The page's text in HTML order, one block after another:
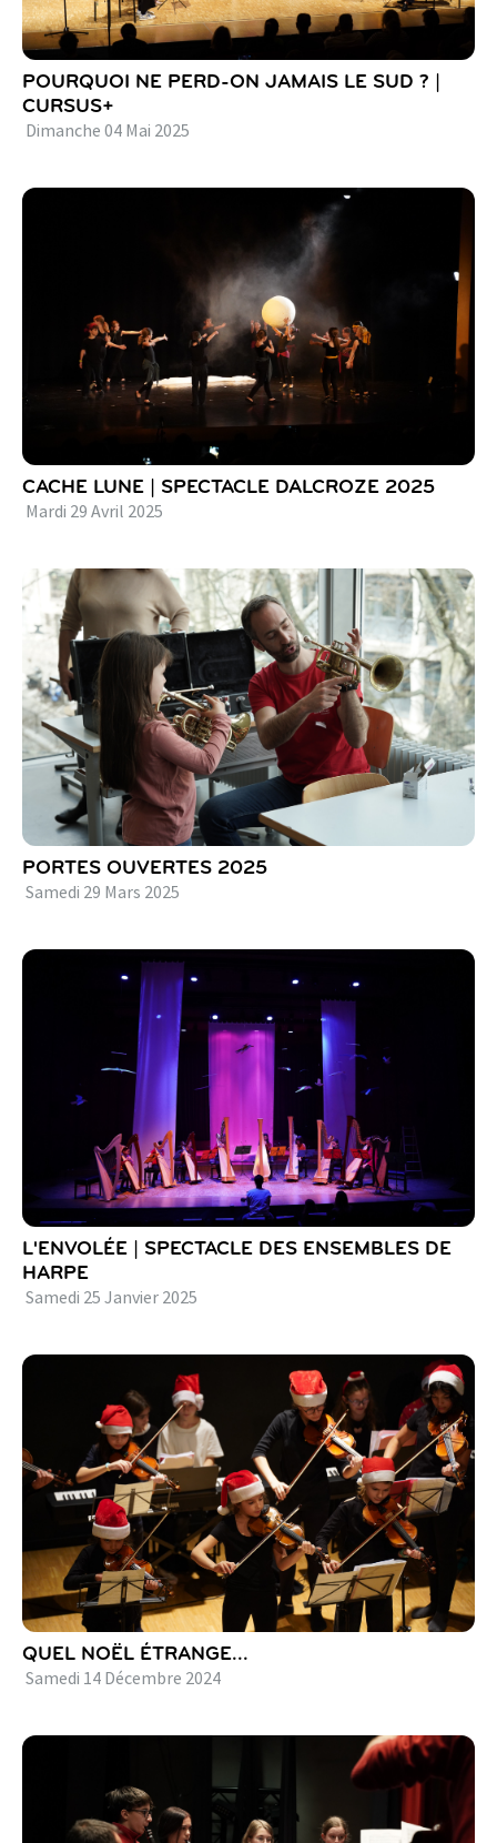
POURQUOI NE PERD-ON JAMAIS LE SUD ? |
CURSUS+
Dimanche 04 Mai 2025
CACHE LUNE | SPECTACLE DALCROZE 2025
Mardi 29 Avril 2025
PORTES OUVERTES 2025
Samedi 29 Mars 2025
L'ENVOLÉE | SPECTACLE DES ENSEMBLES DE
HARPE
Samedi 25 Janvier 2025
QUEL NOËL ÉTRANGE...
Samedi 14 Décembre 2024